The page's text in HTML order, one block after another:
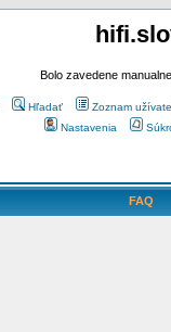
Bolo zavedene
Hľadať Zoznam
Nastavenia
FAQ